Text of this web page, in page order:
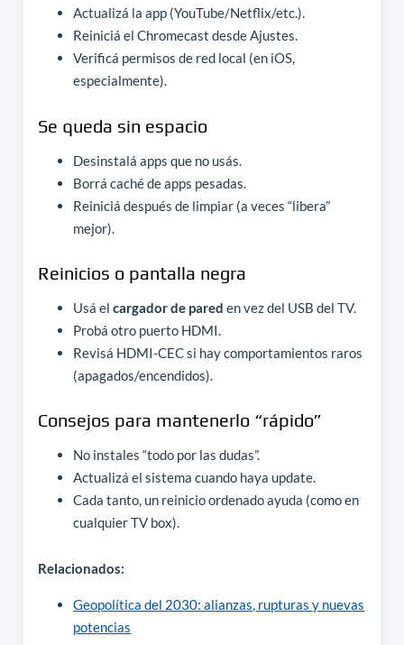
Actualizá la app (YouTube/Netflix/etc.).
Reiniciá el Chromecast desde Ajustes.
Verificá permisos de red local (en iOS,
especialmente).
Se queda sin espacio
Desinstalá apps que no usás.
Borrá caché de apps pesadas.
Reiniciá después de limpiar (a veces “libera”
mejor).
Reinicios o pantalla negra
Usá elcargador de pared en vez del USB del TV.
Probá otro puerto HDMI.
Revisá HDMI-CEC si hay comportamientos raros
(apagados/encendidos).
Consejos para mantenerlo “rápido”
No instales “todo por las dudas”.
Actualizá el sistema cuando haya update.
Cada tanto, un reinicio ordenado ayuda (como en
cualquier TV box).
Relacionados:
Geopolítica del 2030: alianzas, rupturas y nuevas
potencias